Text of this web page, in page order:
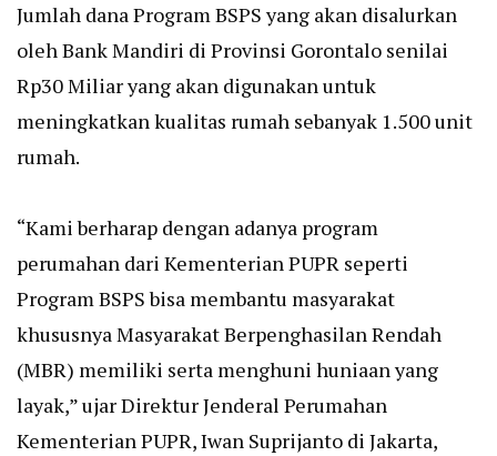
Jumlah dana Program BSPS yang akan disalurkan
oleh Bank Mandiri di Provinsi Gorontalo senilai
Rp30 Miliar yang akan digunakan untuk
meningkatkan kualitas rumah sebanyak 1.500 unit
rumah.
“Kami berharap dengan adanya program
perumahan dari Kementerian PUPR seperti
Program BSPS bisa membantu masyarakat
khususnya Masyarakat Berpenghasilan Rendah
(MBR) memiliki serta menghuni huniaan yang
layak,” ujar Direktur Jenderal Perumahan
Kementerian PUPR, Iwan Suprijanto di Jakarta,